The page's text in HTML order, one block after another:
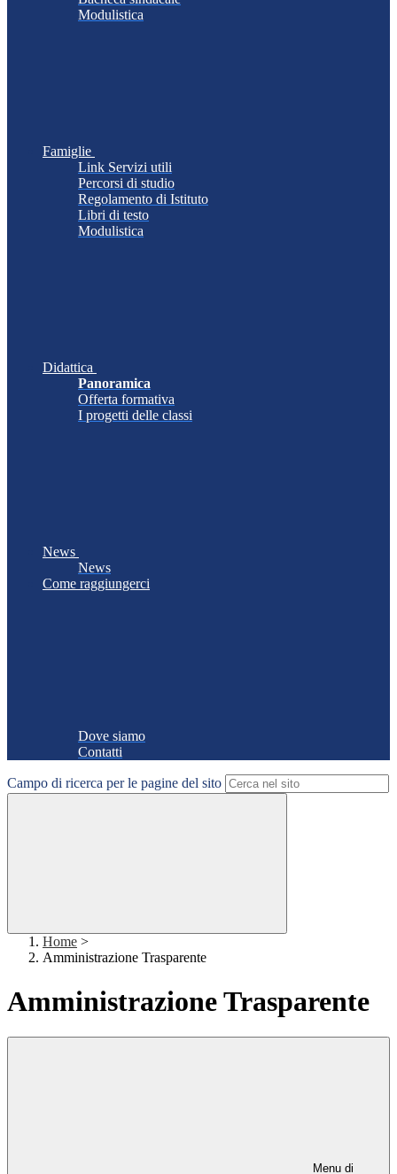
Modulistica
Famiglie
Link Servizi utili
Percorsi di studio
Regolamento di Istituto
Libri di testo
Modulistica
Didattica
Panoramica
Offerta formativa
I progetti delle classi
News
News
Come raggiungerci
Dove siamo
Contatti
Campo di ricerca per le pagine del sito
Home >
Amministrazione Trasparente
Amministrazione Trasparente
Menu di